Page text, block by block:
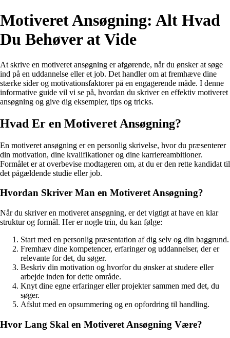
Motiveret Ansøgning: Alt Hvad
Du Behøver at Vide
At skrive en motiveret ansøgning er afgørende, når du ønsker at søge
ind på en uddannelse eller et job. Det handler om at fremhæve dine
stærke sider og motivationsfaktorer på en engagerende måde. I denne
informative guide vil vi se på, hvordan du skriver en effektiv motiveret
ansøgning og give dig eksempler, tips og tricks.
Hvad Er en Motiveret Ansøgning?
En motiveret ansøgning er en personlig skrivelse, hvor du præsenterer
din motivation, dine kvalifikationer og dine karriereambitioner.
Formålet er at overbevise modtageren om, at du er den rette kandidat til
det pågældende studie eller job.
Hvordan Skriver Man en Motiveret Ansøgning?
Når du skriver en motiveret ansøgning, er det vigtigt at have en klar
struktur og formål. Her er nogle trin, du kan følge:
Start med en personlig præsentation af dig selv og din baggrund.
Fremhæv dine kompetencer, erfaringer og uddannelser, der er
relevante for det, du søger.
Beskriv din motivation og hvorfor du ønsker at studere eller
arbejde inden for dette område.
Knyt dine egne erfaringer eller projekter sammen med det, du
søger.
Afslut med en opsummering og en opfordring til handling.
Hvor Lang Skal en Motiveret Ansøgning Være?